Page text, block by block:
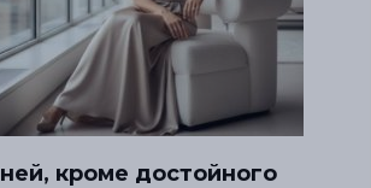
кроме достойного